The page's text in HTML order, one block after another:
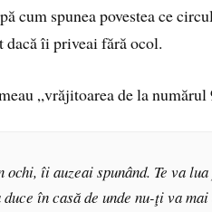
cum spunea povestea ce
îi priveai fără ocol.
„vrăjitoarea de la numărul
ochi, îi auzeai spunând. Te va
în casă de unde nu-ţi va